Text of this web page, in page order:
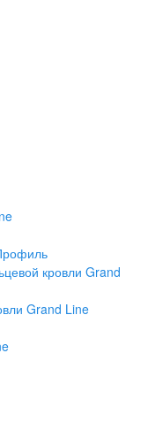
кровли Grand
Grand Line